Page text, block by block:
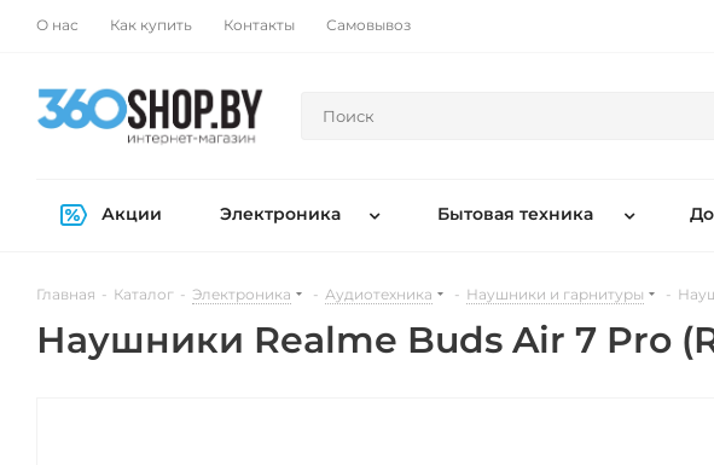
О нас Как купить Контакты Самовывоз
Акции Электроника Бытовая техника
Главная - Каталог - Электроника - Аудиотехника - Наушники и гарнитуры -
Наушники Realme Buds Air 7 Pro